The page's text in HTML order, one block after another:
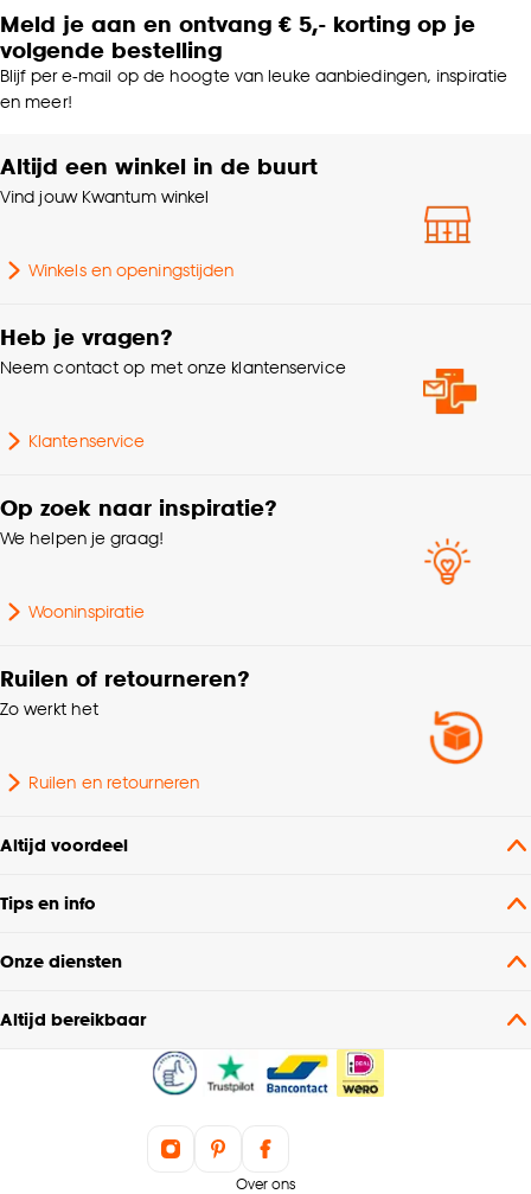
cookieverklaring
Meld je aan en ontvang € 5,- korting op je
volgende bestelling
Blijf per e-mail op de hoogte van leuke aanbiedingen, inspiratie
en meer!
Altijd een winkel in de buurt
Vind jouw Kwantum winkel
Winkels en openingstijden
Heb je vragen?
Neem contact op met onze klantenservice
Klantenservice
Op zoek naar inspiratie?
We helpen je graag!
Wooninspiratie
Ruilen of retourneren?
Zo werkt het
Ruilen en retourneren
Altijd voordeel
Tips en info
Onze diensten
Altijd bereikbaar
Over ons